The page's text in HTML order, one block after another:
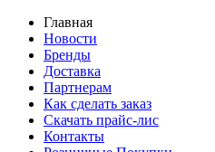
Главная
Новости
Бренды
Доставка
Партнерам
Как сделать заказ
Скачать прайс-лис
Контакты